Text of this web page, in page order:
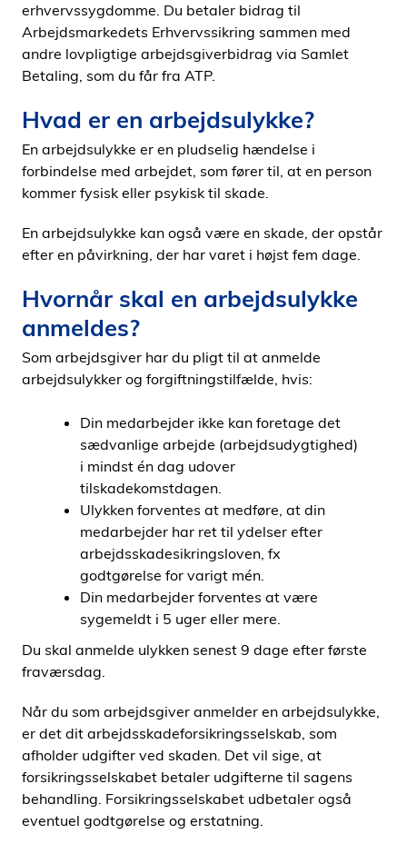
erhvervssygdomme. Du betaler bidrag til
Arbejdsmarkedets Erhvervssikring sammen med
andre lovpligtige arbejdsgiverbidrag via Samlet
Betaling, som du får fra ATP.
Hvad er en arbejdsulykke?
En arbejdsulykke er en pludselig hændelse i
forbindelse med arbejdet, som fører til, at en person
kommer fysisk eller psykisk til skade.
En arbejdsulykke kan også være en skade, der opstår
efter en påvirkning, der har varet i højst fem dage.
Hvornår skal en arbejdsulykke
anmeldes?
Som arbejdsgiver har du pligt til at anmelde
arbejdsulykker og forgiftningstilfælde, hvis:
Din medarbejder ikke kan foretage det
sædvanlige arbejde (arbejdsudygtighed)
i mindst én dag udover
tilskadekomstdagen.
Ulykken forventes at medføre, at din
medarbejder har ret til ydelser efter
arbejdsskadesikringsloven, fx
godtgørelse for varigt mén.
Din medarbejder forventes at være
sygemeldt i 5 uger eller mere.
Du skal anmelde ulykken senest 9 dage efter første
fraværsdag.
Når du som arbejdsgiver anmelder en arbejdsulykke,
er det dit arbejdsskadeforsikringsselskab, som
afholder udgifter ved skaden. Det vil sige, at
forsikringsselskabet betaler udgifterne til sagens
behandling. Forsikringsselskabet udbetaler også
eventuel godtgørelse og erstatning.